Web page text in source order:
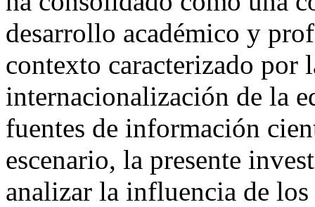
desarrollo académico y
contexto caracterizado por
internacionalización de la
fuentes de información
escenario, la presente
analizar la influencia de